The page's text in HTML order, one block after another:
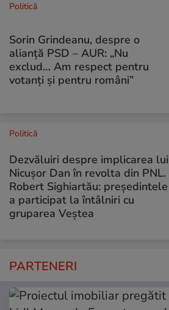
Politică
Sorin Grindeanu, despre o
alianță PSD – AUR: „Nu
exclud… Am respect pentru
votanți și pentru români”
Politică
Dezvăluiri despre implicarea lui
Nicușor Dan în revolta din PNL.
Robert Sighiartău: președintele
a participat la întâlniri cu
gruparea Veștea
PARTENERI